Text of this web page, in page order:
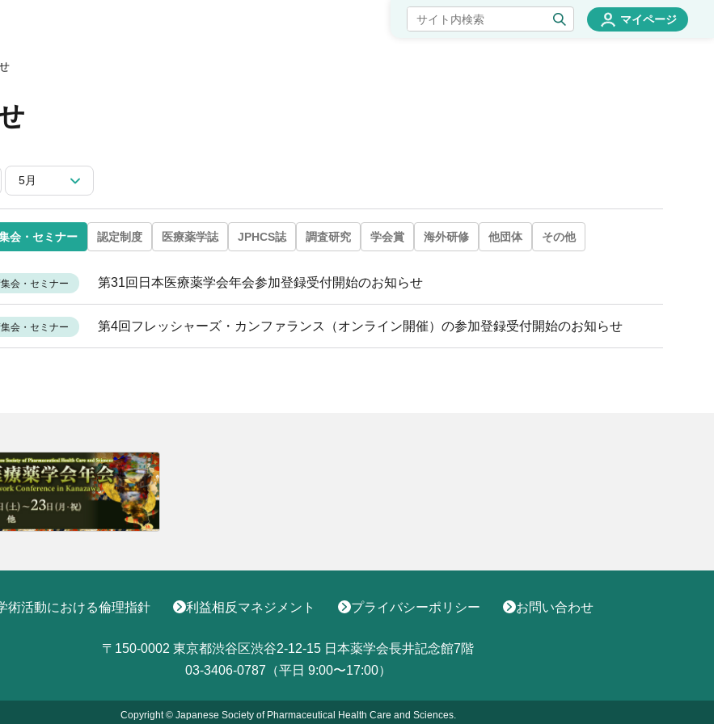
カンファランス
体会議
ドバンスト研修会
ト
制度
師制度
薬剤師制度
援
マイページ
5月
会・セミナー 認定制度 医療薬学誌 JPHCS誌 調査研究 学会賞 海外研修 他団体 その他
会・セミナー 第31回日本医療薬学会年会参加登録受付開始のお知らせ
会・セミナー 第4回フレッシャーズ・カンファランス（オンライン開催）の参加登録受付開始のお知らせ
術活動における倫理指針 利益相反マネジメント プライバシーポリシー お問い合わせ
〒150-0002 東京都渋谷区渋谷2-12-15 日本薬学会長井記念館7階
03-3406-0787（平日 9:00〜17:00）
Copyright © Japanese Society of Pharmaceutical Health Care and Sciences.